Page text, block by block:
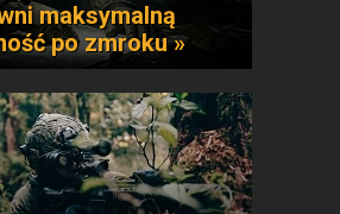
maksymalną
po zmroku »